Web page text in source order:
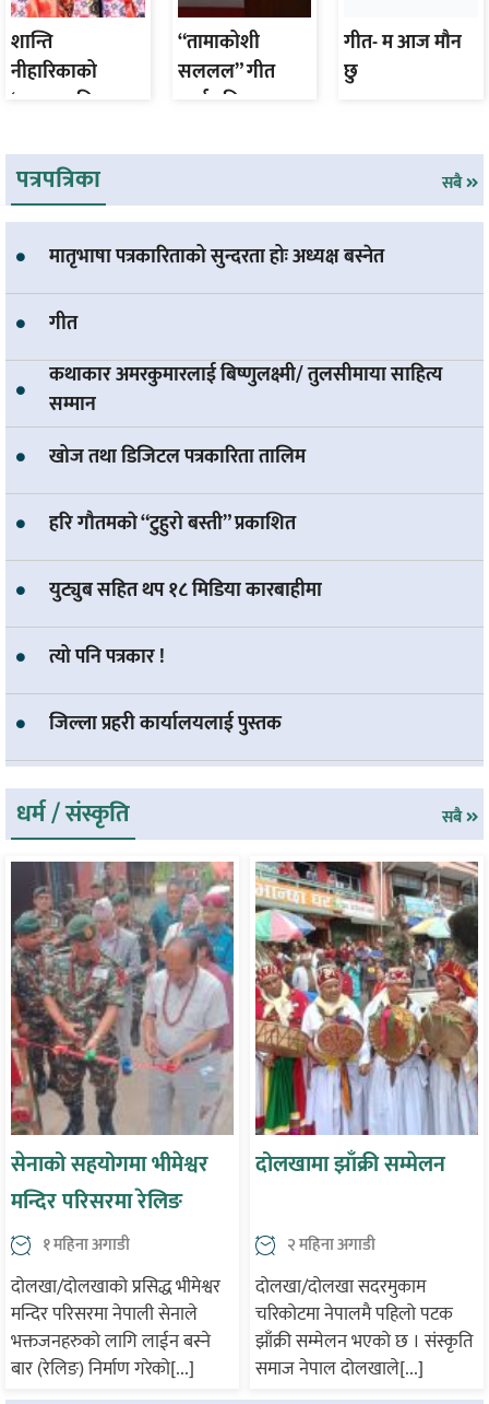
शान्ति
नीहारिकाको
‘पृथुला कविता
“तामाकोशी
सललल” गीत
सार्वजनिक
गीत- म आज माैन
छु
पत्रपत्रिका सबै
मातृभाषा पत्रकारिताको सुन्दरता होः अध्यक्ष बस्नेत
गीत
कथाकार अमरकुमारलाई बिष्णुलक्ष्मी/ तुलसीमाया साहित्य
सम्मान
खोज तथा डिजिटल पत्रकारिता तालिम
हरि गाैतमकाे “टुहुरो बस्ती” प्रकाशित
युट्युब सहित थप १८ मिडिया कारबाहीमा
त्यो पनि पत्रकार !
जिल्ला प्रहरी कार्यालयलाई पुस्तक
धर्म / संस्कृति सबै
सेनाको सहयोगमा भीमेश्वर
मन्दिर परिसरमा रेलिङ
निर्माण१ महिना अगाडी
दोलखा/दोलखाको प्रसिद्ध भीमेश्वर
मन्दिर परिसरमा नेपाली सेनाले
भक्तजनहरुको लागि लाईन बस्ने
बार (रेलिङ) निर्माण गरेको[...]
दोलखामा झाँक्री सम्मेलन
२ महिना अगाडी
दोलखा/दोलखा सदरमुकाम
चरिकोटमा नेपालमै पहिलो पटक
झाँक्री सम्मेलन भएको छ । संस्कृति
समाज नेपाल दोलखाले[...]